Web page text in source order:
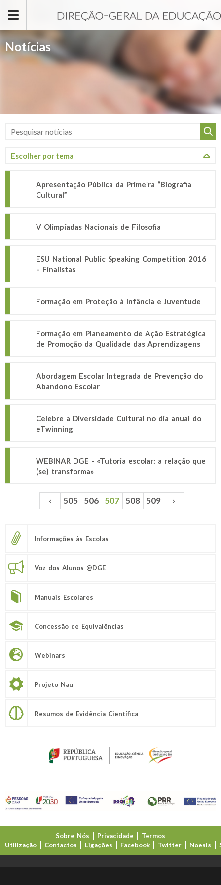
Notícias
Apresentação Pública da Primeira “Biografia
Cultural”
V Olimpíadas Nacionais de Filosofia
ESU National Public Speaking Competition 2016
– Finalistas
Formação em Proteção à Infância e Juventude
Formação em Planeamento de Ação Estratégica
de Promoção da Qualidade das Aprendizagens
Abordagem Escolar Integrada de Prevenção do
Abandono Escolar
Celebre a Diversidade Cultural no dia anual do
eTwinning
WEBINAR DGE - «Tutoria escolar: a relação que
(se) transforma»
Páginas ‹ 505 506 507 508 509 ›
Informações às Escolas
Voz dos Alunos @DGE
Manuais Escolares
Concessão de Equivalências
Webinars
Projeto Nau
Resumos de Evidência Científica
Sobre Nós Privacidade
Termos
Utilização
Contactos Ligações Facebook Twitter Noesis